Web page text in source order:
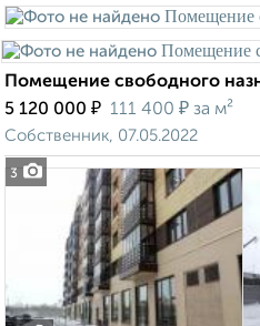
3
Помещение свободного
5 120 000 ₽ 111 400 ₽ за м²
Собственник, 07.05.2022